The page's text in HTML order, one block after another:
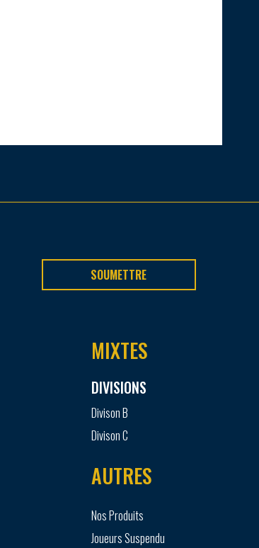
SOUMETTRE
MIXTES
DIVISIONS
Divison B
Divison C
AUTRES
Nos Produits
Joueurs Suspendu